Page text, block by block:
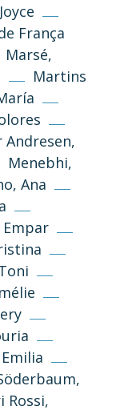
França
Marsé,
Martins
Andresen,
Menebhi,
Ana
Rossi,
arriba
publican
de